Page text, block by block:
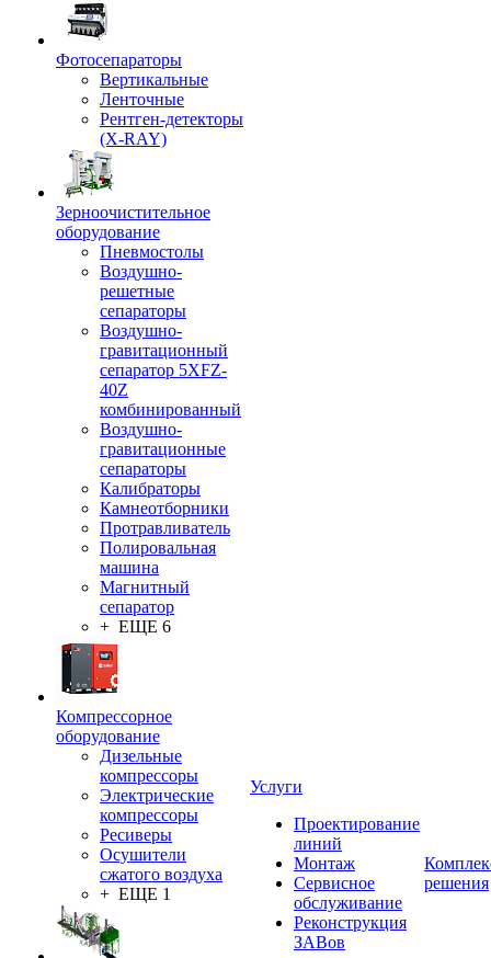
Фотосепараторы
Вертикальные
Ленточные
Рентген-детекторы
(X-RAY)
Зерноочистительное
оборудование
Пневмостолы
Воздушно-
решетные
сепараторы
Воздушно-
гравитационный
сепаратор 5XFZ-
40Z
комбинированный
Воздушно-
гравитационные
сепараторы
Калибраторы
Камнеотборники
Протравливатель
Полировальная
машина
Магнитный
сепаратор
+ ЕЩЕ 6
Компрессорное
оборудование
Дизельные
компрессоры
Электрические
компрессоры
Ресиверы
Осушители
сжатого воздуха
+ ЕЩЕ 1
Услуги
Проектирование
линий
Монтаж
Сервисное
обслуживание
Реконструкция
ЗАВов
решения